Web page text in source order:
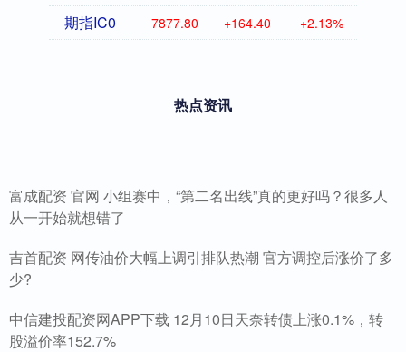
期指IC0 7877.80 +164.40 +2.13%
热点资讯
富成配资 官网 小组赛中，“第二名出线”真的更好吗？很多人
从一开始就想错了
吉首配资 网传油价大幅上调引排队热潮 官方调控后涨价了多
少?
中信建投配资网APP下载 12月10日天奈转债上涨0.1%，转
股溢价率152.7%